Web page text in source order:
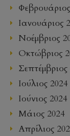
Ιανουάριος
Νοέμβριος
Οκτώβριος
Ιούλιος 2024
Ιούνιος 2024
Μάιος 2024
Απρίλιος